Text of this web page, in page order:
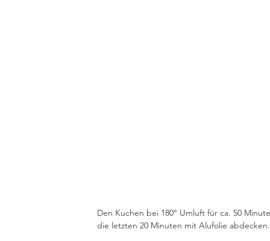
Den Kuchen bei 180° Umluft für ca. 50
die letzten 20 Minuten mit Alufolie